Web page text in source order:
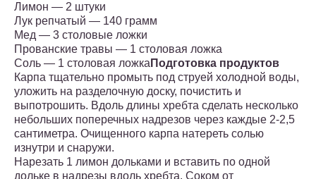
Лимон — 2 штуки
Лук репчатый — 140 грамм
Мед — 3 столовые ложки
Прованские травы — 1 столовая ложка
Соль — 1 столовая ложка Подготовка продуктов
Карпа тщательно промыть под струей холодной воды,
уложить на разделочную доску, почистить и
выпотрошить. Вдоль длины хребта сделать несколько
небольших поперечных надрезов через каждые 2-2,5
сантиметра. Очищенного карпа натереть солью
изнутри и снаружи.
Нарезать 1 лимон дольками и вставить по одной
дольке в надрезы вдоль хребта. Соком от